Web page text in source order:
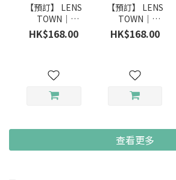
【預訂】 LENS
TOWN｜
Romantea
Smoky Pink
HK$168.00
【預訂】 LENS
TOWN｜
Romantea
Betty Ash
HK$168.00
查看更多